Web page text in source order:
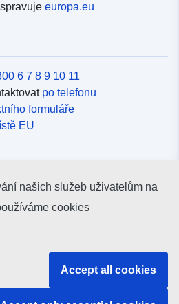
europa.eu
6 7 8 9 10 11
po telefonu
formuláře
EU
kanálů EU vsociálních médiích
našich služeb uživatelům na
cookies
Accept all cookies